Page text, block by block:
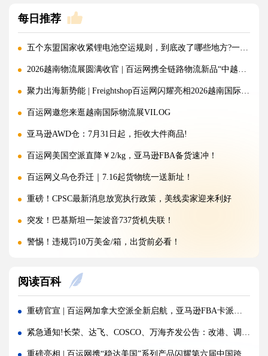
每日推荐
五个东盟国家收紧锂电池空运规则，到底改了哪些地方?一文讲清!
2026越南物流展圆满收官 | 百运网携全链路物流新品“中越美专线”强势出圈！
聚力出海新势能 | Freightshop百运网闪耀亮相2026越南国际物流展
百运网邀您来逛越南国际物流展VILOG
亚马逊AWD仓：7月31日起，拒收大件商品!
百运网美国空派直降￥2/kg，亚马逊FBA备货速冲！
百运网义乌仓乔迁｜7.16起货物统一送新址！
重磅！CPSC最新消息放宽执行政策，美线卖家迎来利好
突发！巴基斯坦一架波音737货机失联！
警惕！违规罚10万美金/箱，出货前必看！
警报!美国海关连发四道“封杀令”，你的货还能顺利进美国吗?
百运网邀您来上海双年展逛展领钱啦！
百运网端午假期不打烊，各仓收发货安排速看！
高光时刻 | 百运网携“稳达美国”系列产品闪耀亮相2026赛狐ERP跨境AI增长峰会
阅读百科
重磅官宣 | 百运网加拿大空派全新启航，亚马逊FBA卡派大件无忧！
紧急通知!长荣、达飞、COSCO、万海齐发公告：改港、调航!所有费用风险全由客户自担！
重磅亮相 | 百运网携“稳达美国”系列产品闪耀第六届中国跨境电商交易会，新客免单福利来袭！